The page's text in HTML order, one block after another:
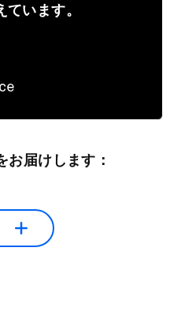
います。
お届けします：